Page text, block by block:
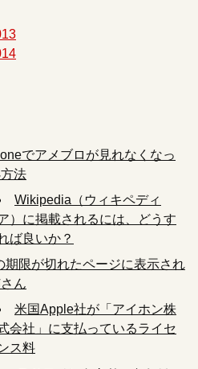
でアメブロが見れなくなっ
法
Wikipedia（ウィキペディ
）に掲載されるには、どうす
ば良いか？
期限が切れたページに表示され
ん
米国Apple社が「アイホン株
会社」に支払っているライセ
ス料